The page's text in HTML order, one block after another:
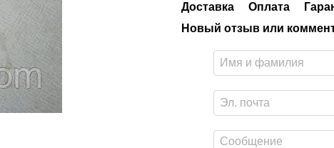
Доставка Оплата
Новый отзыв или